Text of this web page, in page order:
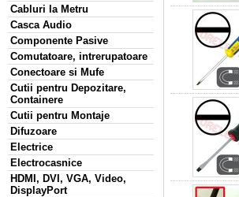
Cabluri la Metru
Casca Audio
Componente Pasive
Comutatoare, intrerupatoare
Conectoare si Mufe
Cutii pentru Depozitare,
Containere
Cutii pentru Montaje
Difuzoare
Electrice
Electrocasnice
HDMI, DVI, VGA, Video,
DisplayPort